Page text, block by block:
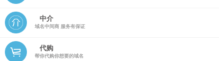
中介
域名中间商 服务有保证
代购
帮你代购你想要的域名